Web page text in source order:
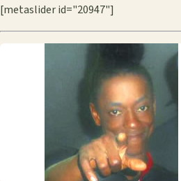
[metaslider id="20947"]